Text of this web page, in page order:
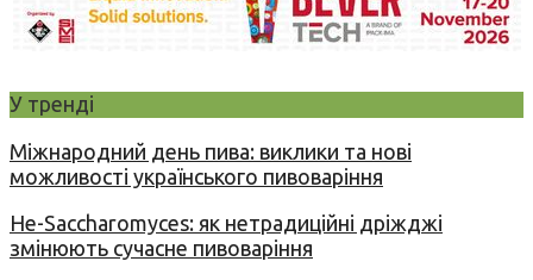
У тренді
Міжнародний день пива: виклики та нові
можливості українського пивоваріння
Не-Saccharomyces: як нетрадиційні дріжджі
змінюють сучасне пивоваріння